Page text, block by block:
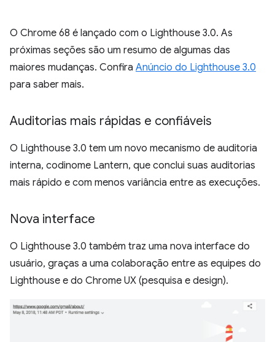
O Chrome 68 é lançado com o Lighthouse 3.0. As
próximas seções são um resumo de algumas das
maiores mudanças. Confira Anúncio do Lighthouse 3.0
para saber mais.
Auditorias mais rápidas e confiáveis
O Lighthouse 3.0 tem um novo mecanismo de auditoria
interna, codinome Lantern, que conclui suas auditorias
mais rápido e com menos variância entre as execuções.
Nova interface
O Lighthouse 3.0 também traz uma nova interface do
usuário, graças a uma colaboração entre as equipes do
Lighthouse e do Chrome UX (pesquisa e design).